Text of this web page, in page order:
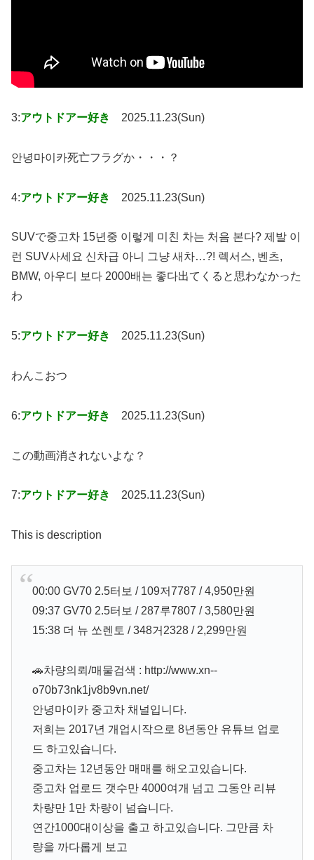
3:アウトドアー好き 2025.11.23(Sun)
안녕마이카死亡フラグか・・・？
4:アウトドアー好き 2025.11.23(Sun)
SUVで중고차 15년중 이렇게 미친 차는 처음 본다? 제발 이
런 SUV사세요 신차급 아니 그냥 새차…?! 렉서스, 벤츠,
BMW, 아우디 보다 2000배는 좋다出てくると思わなかった
わ
5:アウトドアー好き 2025.11.23(Sun)
わんこおつ
6:アウトドアー好き 2025.11.23(Sun)
この動画消されないよな？
7:アウトドアー好き 2025.11.23(Sun)
This is description
00:00 GV70 2.5터보 / 109저7787 / 4,950만원
09:37 GV70 2.5터보 / 287루7807 / 3,580만원
15:38 더 뉴 쏘렌토 / 348거2328 / 2,299만원
🚗차량의뢰/매물검색 : http://www.xn--
o70b73nk1jv8b9vn.net/
안녕마이카 중고차 채널입니다.
저희는 2017년 개업시작으로 8년동안 유튜브 업로
드 하고있습니다.
중고차는 12년동안 매매를 해오고있습니다.
중고차 업로드 갯수만 4000여개 넘고 그동안 리뷰
차량만 1만 차량이 넘습니다.
연간1000대이상을 출고 하고있습니다. 그만큼 차
량을 까다롭게 보고